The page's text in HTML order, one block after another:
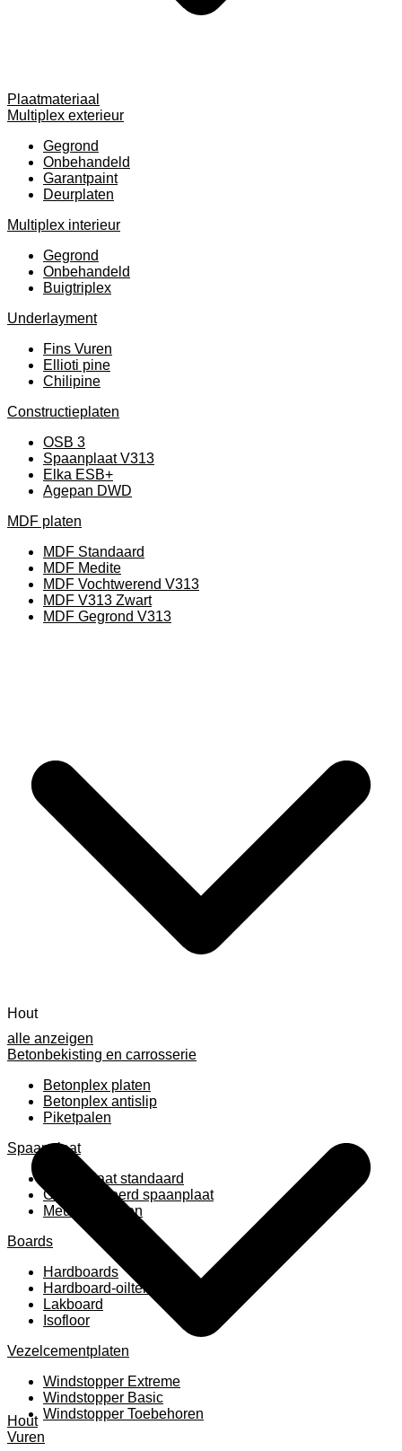
Plaatmateriaal
Multiplex exterieur
Gegrond
Onbehandeld
Garantpaint
Deurplaten
Multiplex interieur
Gegrond
Onbehandeld
Buigtriplex
Underlayment
Fins Vuren
Ellioti pine
Chilipine
Constructieplaten
OSB 3
Spaanplaat V313
Elka ESB+
Agepan DWD
MDF platen
MDF Standaard
MDF Medite
MDF Vochtwerend V313
MDF V313 Zwart
MDF Gegrond V313
alle anzeigen
Betonbekisting en carrosserie
Betonplex platen
Betonplex antislip
Piketpalen
Spaanplaat
Spaanplaat standaard
Geplastificeerd spaanplaat
Meubelpanelen
Boards
Hardboards
Hardboard-oiltemperated
Lakboard
Isofloor
Vezelcementplaten
Windstopper Extreme
Windstopper Basic
Windstopper Toebehoren
Hout
Hout
Vuren